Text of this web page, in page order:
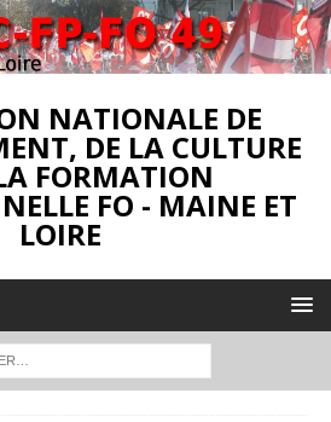
NATIONALE DE
DE LA CULTURE
FORMATION
FO - MAINE ET
LOIRE